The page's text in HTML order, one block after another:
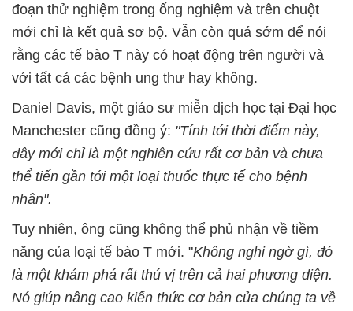
đoạn thử nghiệm trong ống nghiệm và trên chuột
mới chỉ là kết quả sơ bộ. Vẫn còn quá sớm để nói
rằng các tế bào T này có hoạt động trên người và
với tất cả các bệnh ung thư hay không.
Daniel Davis, một giáo sư miễn dịch học tại Đại học
Manchester cũng đồng ý: "Tính tới thời điểm này,
đây mới chỉ là một nghiên cứu rất cơ bản và chưa
thể tiến gần tới một loại thuốc thực tế cho bệnh
nhân".
Tuy nhiên, ông cũng không thể phủ nhận về tiềm
năng của loại tế bào T mới. "Không nghi ngờ gì, đó
là một khám phá rất thú vị trên cả hai phương diện.
Nó giúp nâng cao kiến ​​thức cơ bản của chúng ta về